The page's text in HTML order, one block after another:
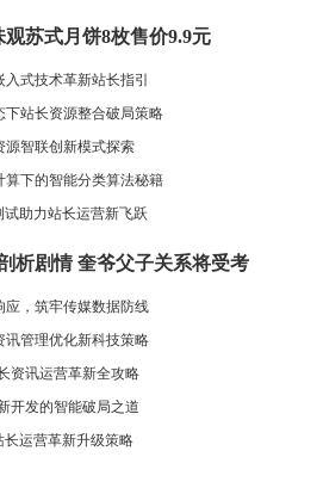
苏式月饼8枚售价9.9元
式技术革新站长指引
站长资源整合破局策略
源智联创新模式探索
下的智能分类算法秘籍
助力站长运营新飞跃
析剧情 奎爷父子关系将受考
应，筑牢传媒数据防线
讯管理优化新科技策略
资讯运营革新全攻略
开发的智能破局之道
长运营革新升级策略